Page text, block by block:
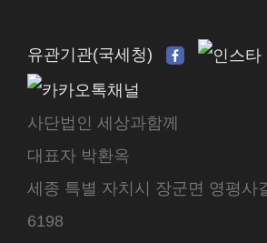
유관기관(국세청)
사단법인 세상과함께
대표자 박환옥
세종 특별 자치시 장군면 영평사
6198